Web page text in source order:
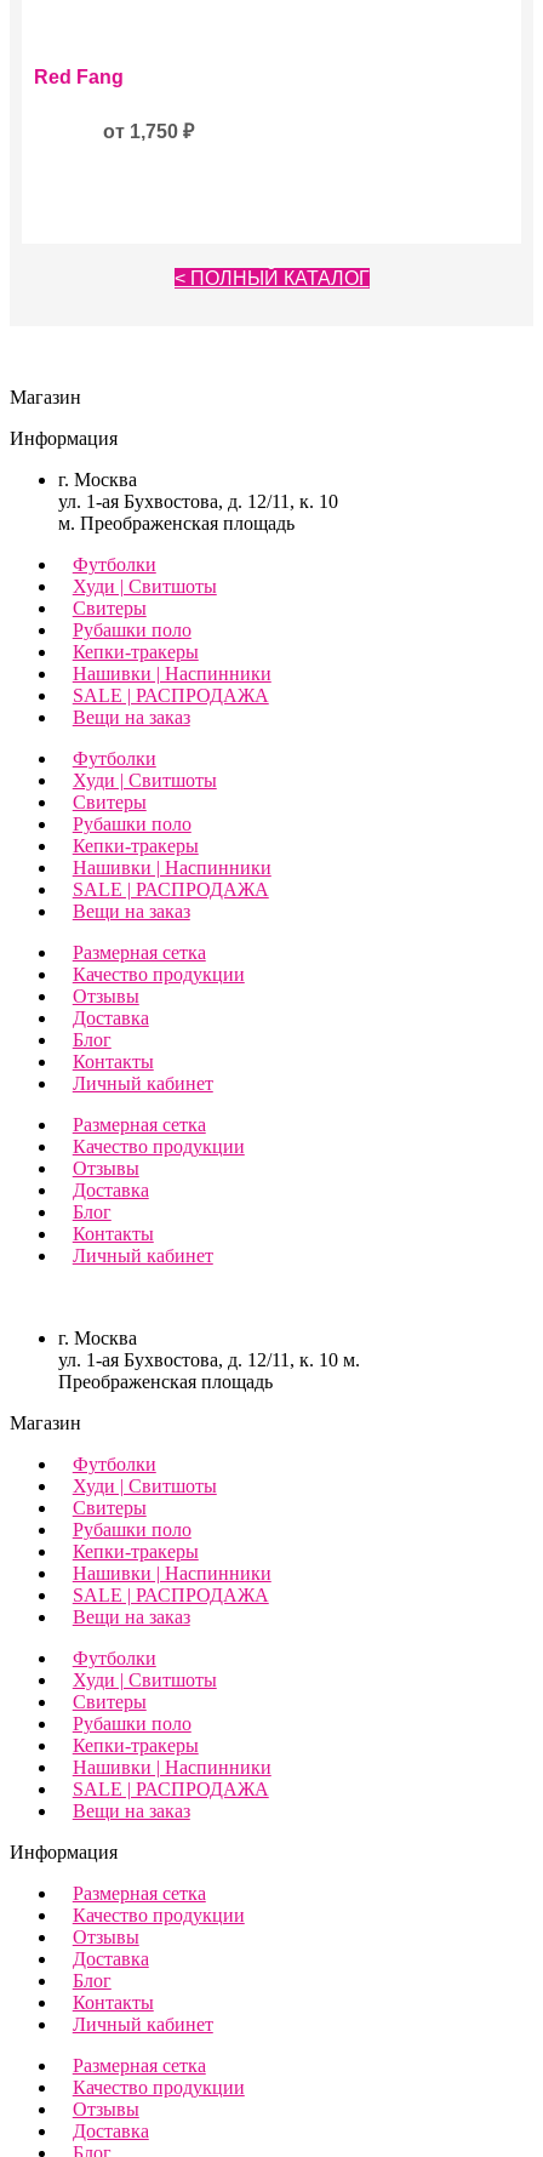
Этот
товар
несколько
Red Fang
от 1,750 ₽
< ПОЛНЫЙ КАТАЛОГ
Магазин
Информация
г. Москва
ул. 1-ая Бухвостова, д. 12/11, к. 10
м. Преображенская площадь
Футболки
Худи | Свитшоты
Свитеры
Рубашки поло
Кепки-тракеры
Нашивки | Наспинники
SALE | РАСПРОДАЖА
Вещи на заказ
Футболки
Худи | Свитшоты
Свитеры
Рубашки поло
Кепки-тракеры
Нашивки | Наспинники
SALE | РАСПРОДАЖА
Вещи на заказ
Размерная сетка
Качество продукции
Отзывы
Доставка
Блог
Контакты
Личный кабинет
Размерная сетка
Качество продукции
Отзывы
Доставка
Блог
Контакты
Личный кабинет
г. Москва
ул. 1-ая Бухвостова, д. 12/11, к. 10 м.
Преображенская площадь
Магазин
Футболки
Худи | Свитшоты
Свитеры
Рубашки поло
Кепки-тракеры
Нашивки | Наспинники
SALE | РАСПРОДАЖА
Вещи на заказ
Футболки
Худи | Свитшоты
Свитеры
Рубашки поло
Кепки-тракеры
Нашивки | Наспинники
SALE | РАСПРОДАЖА
Вещи на заказ
Информация
Размерная сетка
Качество продукции
Отзывы
Доставка
Блог
Контакты
Личный кабинет
Размерная сетка
Качество продукции
Отзывы
Доставка